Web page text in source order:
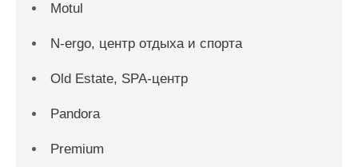
Motul
N-ergo, центр отдыха и спорта
Old Estate, SPA-центр
Pandora
Premium